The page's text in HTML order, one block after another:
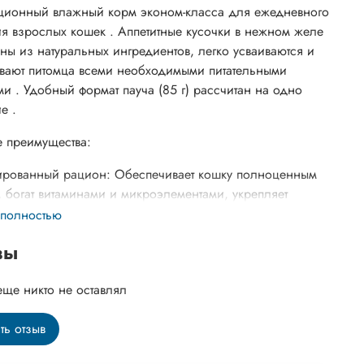
влажный корм эконом-класса для ежедневного
взрослых кошек . Аппетитные кусочки в нежном желе
из натуральных ингредиентов, легко усваиваются и
питомца всеми необходимыми питательными
. Удобный формат пауча (85 г) рассчитан на одно
.
рацион: Обеспечивает кошку полноценным
богат витаминами и микроэлементами, укрепляет
поддерживает здоровье шерсти и скелета .
Незаменимая аминокислота, критически
здоровья сердца и зрения кошек .
водного баланса: Высокое содержание влаги (около
поддерживать водный баланс, что особенно
кошек, которые пьют мало воды .
никто не оставлял
отзыв